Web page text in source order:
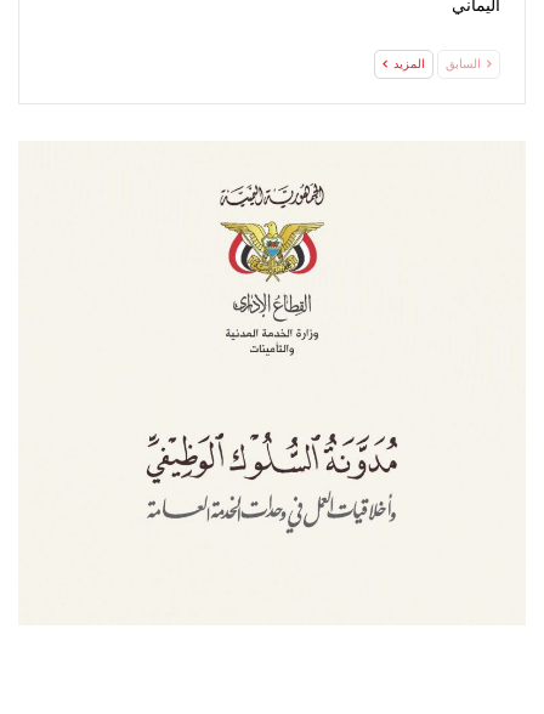
اليماني
السابق المزيد